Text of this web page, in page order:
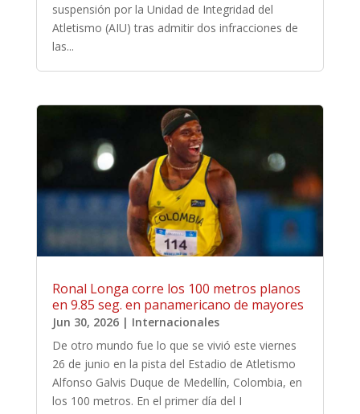
suspensión por la Unidad de Integridad del
Atletismo (AIU) tras admitir dos infracciones de
las...
Ronal Longa corre los 100 metros planos
en 9.85 seg. en panamericano de mayores
Jun 30, 2026| Internacionales
De otro mundo fue lo que se vivió este viernes
26 de junio en la pista del Estadio de Atletismo
Alfonso Galvis Duque de Medellín, Colombia, en
los 100 metros. En el primer día del I